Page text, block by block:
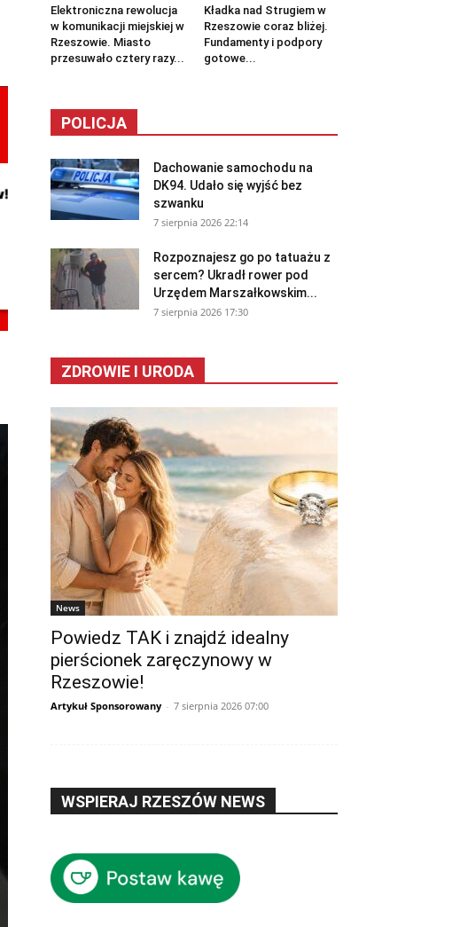
Elektroniczna rewolucja
w komunikacji miejskiej w
Rzeszowie. Miasto
przesuwało cztery razy...
Kładka nad Strugiem w
Rzeszowie coraz bliżej.
Fundamenty i podpory
gotowe...
POLICJA
Dachowanie samochodu na
DK94. Udało się wyjść bez
szwanku
7 sierpnia 2026 22:14
Rozpoznajesz go po tatuażu z
sercem? Ukradł rower pod
Urzędem Marszałkowskim...
7 sierpnia 2026 17:30
ZDROWIE I URODA
News
Powiedz TAK i znajdź idealny
pierścionek zaręczynowy w
Rzeszowie!
Artykuł Sponsorowany - 7 sierpnia 2026 07:00
WSPIERAJ RZESZÓW NEWS